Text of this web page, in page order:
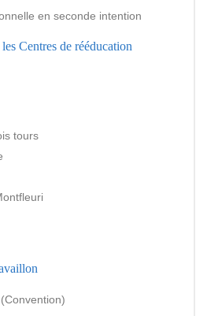
en seconde intention
Centres de rééducation
tours